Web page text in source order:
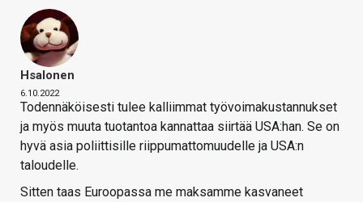
Hsalonen
6.10.2022
Todennäköisesti tulee kalliimmat työvoimakustannukset
ja myös muuta tuotantoa kannattaa siirtää USA:han. Se on
hyvä asia poliittisille riippumattomuudelle ja USA:n
taloudelle.
Sitten taas Euroopassa me maksamme kasvaneet